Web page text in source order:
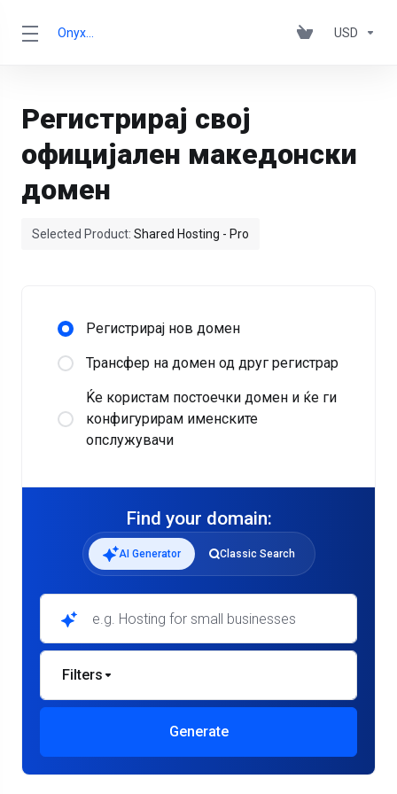
USD
Регистрирај свој
официјален македонски
домен
Selected Product: Shared Hosting - Pro
Регистрирај нов домен
Трансфер на домен од друг регистрар
Ќе користам постоечки домен и ќе ги
конфигурирам именските
опслужувачи
Find your domain:
AI Generator Classic Search
Filters
Generate